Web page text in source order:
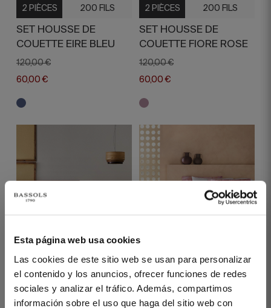
Esta página web usa cookies
Las cookies de este sitio web se usan para personalizar
el contenido y los anuncios, ofrecer funciones de redes
sociales y analizar el tráfico. Además, compartimos
información sobre el uso que haga del sitio web con
2 PIÈCES 200 FILS
SET HOUSSE DE
COUETTE EIRE BLEU
120,00 €
60,00 €
2 PIÈCES 200 FILS
SET HOUSSE DE
COUETTE FIORE ROSE
120,00 €
60,00 €
1 PIÈCES 200 FILS
ÉDREDON MOIRA
MOUTARDE
SET HOUSSE DE
COUETTE AMARA ROSE